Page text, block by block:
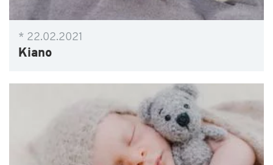
* 22.02.2021
Kiano